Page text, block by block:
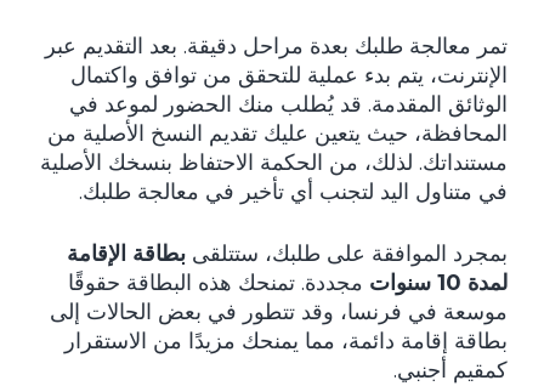
تمر معالجة طلبك بعدة مراحل دقيقة. بعد التقديم عبر
الإنترنت، يتم بدء عملية للتحقق من توافق واكتمال
الوثائق المقدمة. قد يُطلب منك الحضور لموعد في
المحافظة، حيث يتعين عليك تقديم النسخ الأصلية من
مستنداتك. لذلك، من الحكمة الاحتفاظ بنسخك الأصلية
في متناول اليد لتجنب أي تأخير في معالجة طلبك.
بمجرد الموافقة على طلبك، ستتلقى بطاقة الإقامة
لمدة 10 سنوات
مجددة. تمنحك هذه البطاقة حقوقًا
موسعة في فرنسا، وقد تتطور في بعض الحالات إلى
بطاقة إقامة دائمة، مما يمنحك مزيدًا من الاستقرار
كمقيم أجنبي.